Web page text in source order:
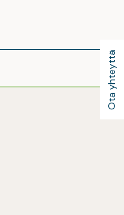
Ota yhteyttä